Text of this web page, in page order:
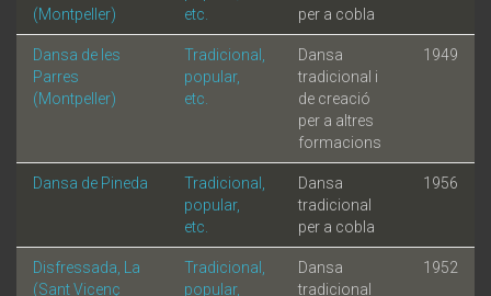
(Montpeller)
etc.
per a cobla
Dansa de les
Parres
(Montpeller)
Tradicional,
popular,
etc.
Dansa
tradicional i
de creació
per a altres
formacions
1949
Dansa de Pineda
Tradicional,
popular,
etc.
Dansa
tradicional
per a cobla
1956
Disfressada, La
(Sant Vicenç
Tradicional,
popular,
Dansa
tradicional
1952